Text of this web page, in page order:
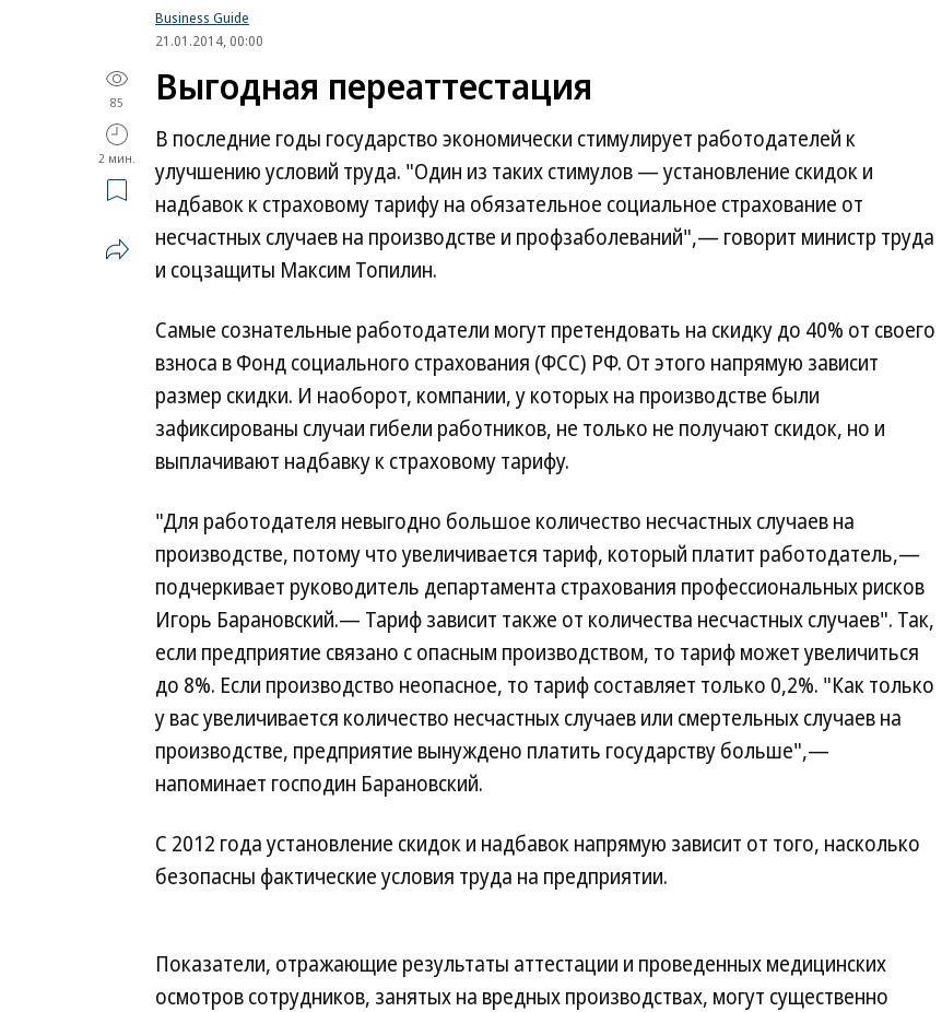
Business Guide
21.01.2014, 00:00
85
2 мин.
Выгодная переаттестация
В последние годы государство экономически стимулирует работодателей к
улучшению условий труда. "Один из таких стимулов — установление скидок и
надбавок к страховому тарифу на обязательное социальное страхование от
несчастных случаев на производстве и профзаболеваний",— говорит министр труда
и соцзащиты Максим Топилин.
Самые сознательные работодатели могут претендовать на скидку до 40% от своего
взноса в Фонд социального страхования (ФСС) РФ. От этого напрямую зависит
размер скидки. И наоборот, компании, у которых на производстве были
зафиксированы случаи гибели работников, не только не получают скидок, но и
выплачивают надбавку к страховому тарифу.
"Для работодателя невыгодно большое количество несчастных случаев на
производстве, потому что увеличивается тариф, который платит работодатель,—
подчеркивает руководитель департамента страхования профессиональных рисков
Игорь Барановский.— Тариф зависит также от количества несчастных случаев". Так,
если предприятие связано с опасным производством, то тариф может увеличиться
до 8%. Если производство неопасное, то тариф составляет только 0,2%. "Как только
у вас увеличивается количество несчастных случаев или смертельных случаев на
производстве, предприятие вынуждено платить государству больше",—
напоминает господин Барановский.
С 2012 года установление скидок и надбавок напрямую зависит от того, насколько
безопасны фактические условия труда на предприятии.
Показатели, отражающие результаты аттестации и проведенных медицинских
осмотров сотрудников, занятых на вредных производствах, могут существенно